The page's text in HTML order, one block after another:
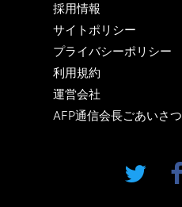
採用情報
サイトポリシー
プライバシーポリシー
利用規約
運営会社
AFP通信会長ごあいさつ